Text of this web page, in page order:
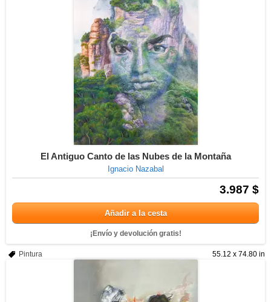
El Antiguo Canto de las Nubes de la Montaña
Ignacio Nazabal
3.987 $
Añadir a la cesta
¡Envío y devolución gratis!
55.12 x 74.80 in
Pintura